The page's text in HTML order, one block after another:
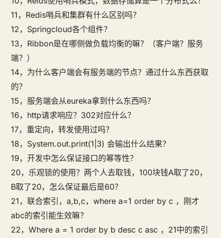
11，Redis哨兵和集群有什么区别吗？
12，Springcloud各个组件？
13，Ribbon是在哪侧做负载均衡的嘛？（客户端？服务
端？）
14，为什么客户端会有服务端的节点？通过什么东西获取
的？
15，服务端会从eureka拿到什么东西吗？
16，http请求响应？302对应什么？
17，重定向，转发使用过吗？
18，System.out.print(1|3) 会输出什么结果？
19，开发中怎么保证接口的幂等性？
20，乐观锁的使用？两个人去取钱，100块钱A取了20，
B取了20，怎么保证最后是60？
21，联合索引，a,b,c，where a=1 order by c ，刚才
abc的索引能生效嘛？
22，Where a = 1 order by b desc c asc ，21中的索引